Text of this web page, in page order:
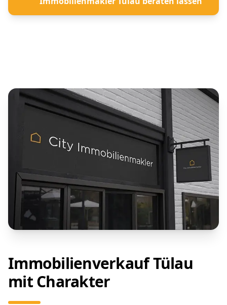
Immobilienverkauf Tülau
mit Charakter